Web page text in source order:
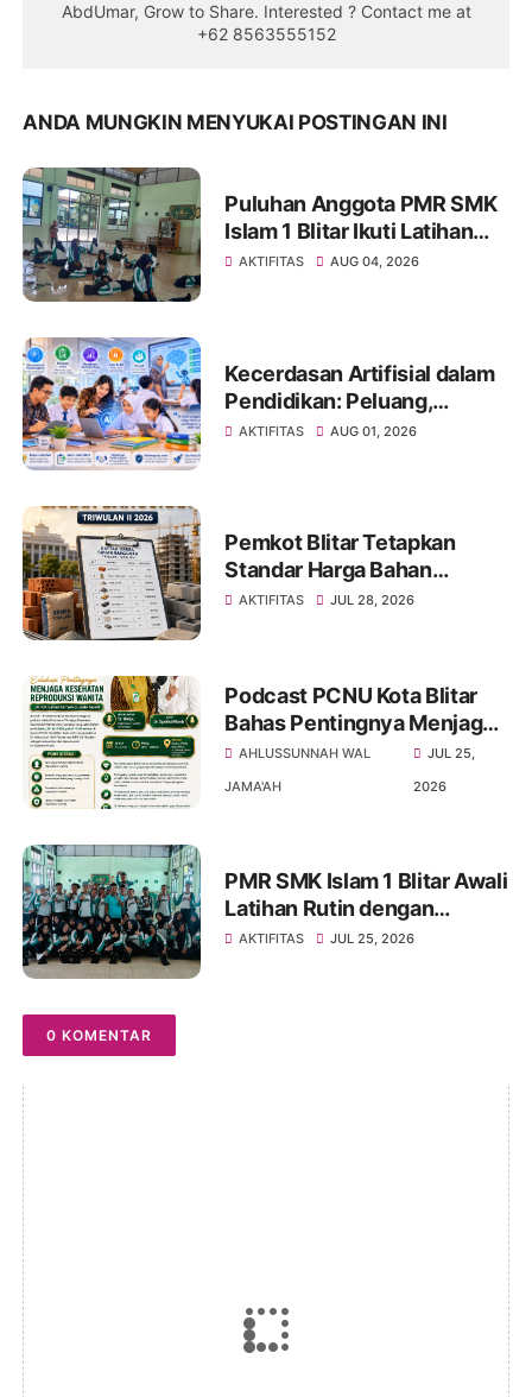
AbdUmar, Grow to Share. Interested ? Contact me at
+62 8563555152
ANDA MUNGKIN MENYUKAI POSTINGAN INI
Puluhan Anggota PMR SMK
Islam 1 Blitar Ikuti Latihan
Pertolongan Pertama (PP)
AKTIFITAS AUG 04, 2026
Kecerdasan Artifisial dalam
Pendidikan: Peluang,
Tantangan, dan Strategi
AKTIFITAS AUG 01, 2026
Pemkot Blitar Tetapkan
Standar Harga Bahan
Bangunan dan Upah Kerja
AKTIFITAS JUL 28, 2026
Podcast PCNU Kota Blitar
Bahas Pentingnya Menjaga
Kesehatan Reproduksi
Wanita untuk Generasi yang
AHLUSSUNNAH WAL
JAMA'AH
JUL 25,
2026
PMR SMK Islam 1 Blitar Awali
Latihan Rutin dengan
Pembekalan 7 Prinsip Dasar
AKTIFITAS JUL 25, 2026
0 KOMENTAR